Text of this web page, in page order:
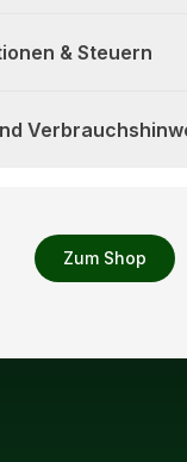
Zum Shop
& Steuern